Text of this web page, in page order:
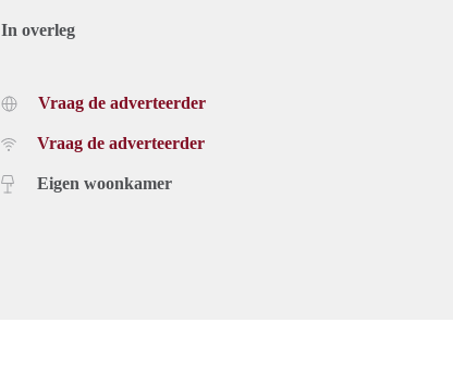
In overleg
Vraag de adverteerder
Vraag de adverteerder
Eigen woonkamer